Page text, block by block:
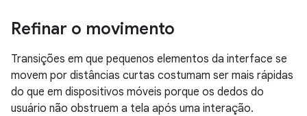
Refinar o movimento
Transições em que pequenos elementos da interface se
movem por distâncias curtas costumam ser mais rápidas
do que em dispositivos móveis porque os dedos do
usuário não obstruem a tela após uma interação.